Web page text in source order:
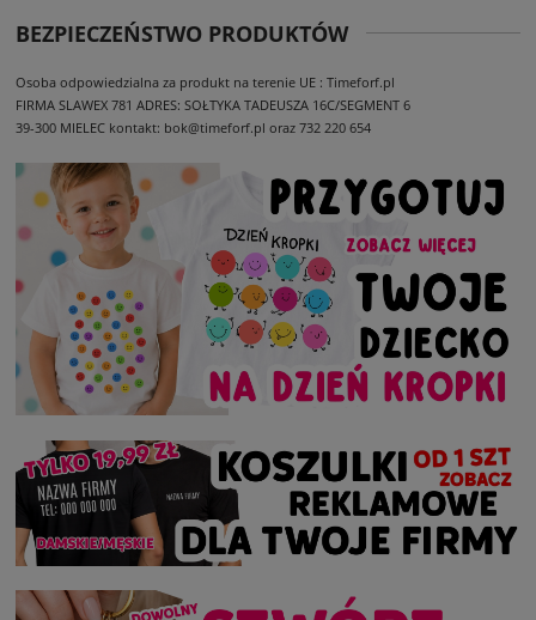
BEZPIECZEŃSTWO PRODUKTÓW
Osoba odpowiedzialna za produkt na terenie UE : Timeforf.pl
FIRMA SLAWEX 781 ADRES: SOŁTYKA TADEUSZA 16C/SEGMENT 6
39-300 MIELEC kontakt: bok@timeforf.pl oraz 732 220 654